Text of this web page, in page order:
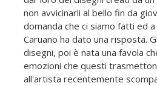
non avvicinarli al bello fin da
domanda che ci siamo fatti ed
Caruano ha dato una risposta.
disegni, poi è nata una favola
emozioni che questi
all'artista recentemente